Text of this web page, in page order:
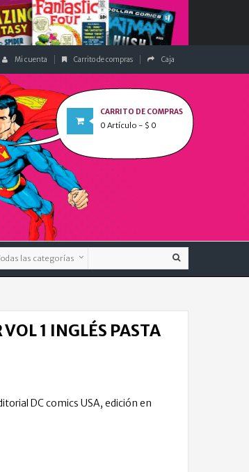
Mi cuenta Carrito de compras Caja
CARRITO DE COMPRAS
0 Artículo - $ 0
1 INGLÉS PASTA
DC comics USA, edición en